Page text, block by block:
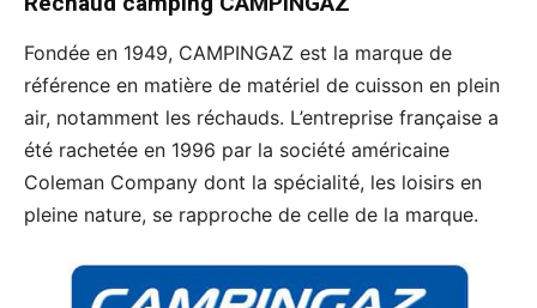
Fondée en 1949, CAMPINGAZ est la marque de
référence en matière de matériel de cuisson en plein
air, notamment les réchauds. L’entreprise française a
été rachetée en 1996 par la société américaine
Coleman Company dont la spécialité, les loisirs en
pleine nature, se rapproche de celle de la marque.